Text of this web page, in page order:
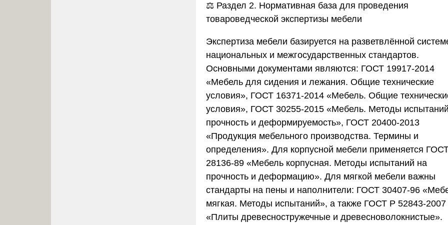
⚖️ Раздел 2. Нормативная база для проведения
товароведческой экспертизы мебели
Экспертиза мебели базируется на разветвлённой
национальных и межгосударственных стандартов.
Основными документами являются: ГОСТ 19917-2014
«Мебель для сидения и лежания. Общие технические
условия», ГОСТ 16371-2014 «Мебель. Общие
условия», ГОСТ 30255-2015 «Мебель. Методы
прочность и деформируемость», ГОСТ 20400-2013
«Продукция мебельного производства. Термины и
определения». Для корпусной мебели применяется
28136-89 «Мебель корпусная. Методы испытаний на
прочность и деформацию». Для мягкой мебели важны
стандарты на пены и наполнители: ГОСТ 30407-96
мягкая. Методы испытаний», а также ГОСТ Р 52843-2007
«Плиты древесностружечные и древесноволокнистые».